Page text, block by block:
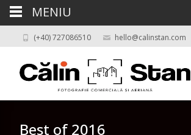
(+40) 727086510 hello@calinstan.com
Best of 2016
MENIU